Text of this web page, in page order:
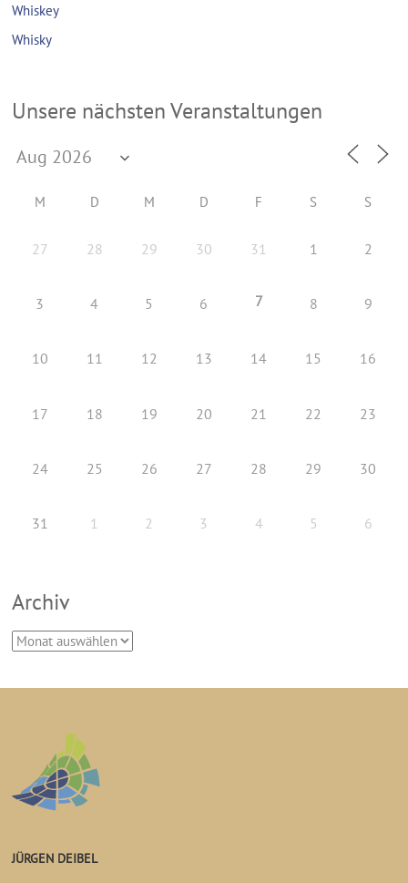
Whiskey
Whisky
Unsere nächsten Veranstaltungen
M D M D F S S
27 28 29 30 31 1 2
3 4 5 6 7 8 9
10 11 12 13 14 15 16
17 18 19 20 21 22 23
24 25 26 27 28 29 30
31 1 2 3 4 5 6
Archiv
JÜRGEN DEIBEL